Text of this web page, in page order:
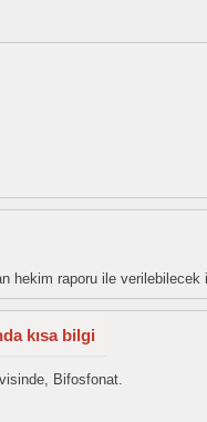
hekim raporu ile verilebilecek
kısa bilgi
Bifosfonat.